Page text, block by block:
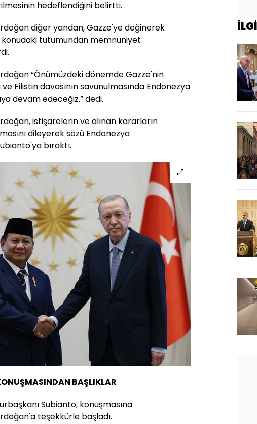
hedeflendiğini belirtti.
diğer yandan, Gazze'ye değinerek
konudaki tutumundan memnuniyet
“Önümüzdeki dönemde Gazze'nin
Filistin davasının savunulmasında Endonezya
devam edeceğiz.” dedi.
istişarelerin ve alınan kararların
dileyerek sözü Endonezya
bıraktı.
BAŞLIKLAR
Subianto, konuşmasına
teşekkürle başladı.